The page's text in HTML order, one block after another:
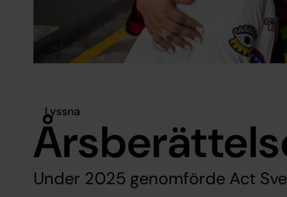
Lyssna
Under 2025 genomförde Act